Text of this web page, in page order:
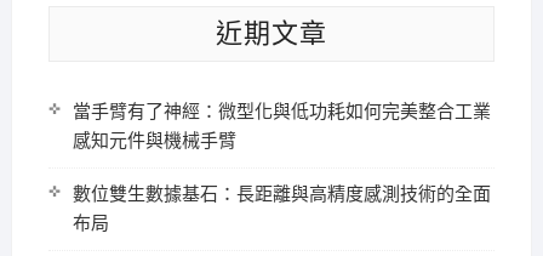
近期文章
當手臂有了神經：微型化與低功耗如何完美整合工業
感知元件與機械手臂
數位雙生數據基石：長距離與高精度感測技術的全面
布局